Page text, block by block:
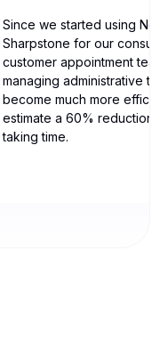
Since we started using
Sharpstone for our
customer appointment
managing administrative
become much more
estimate a 60% reduction
taking time.